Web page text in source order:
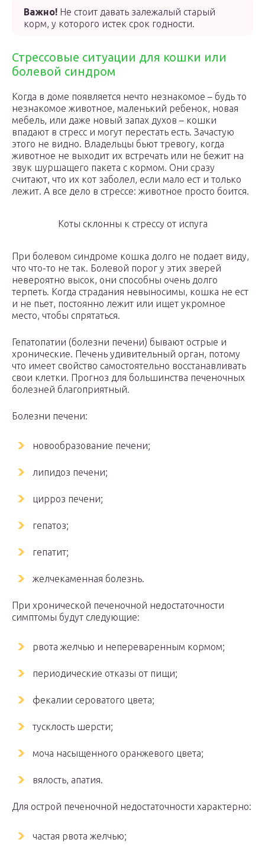
Важно! Не стоит давать залежалый старый
корм, у которого истек срок годности.
Стрессовые ситуации для кошки или
болевой синдром
Когда в доме появляется нечто незнакомое – будь то
незнакомое животное, маленький ребенок, новая
мебель, или даже новый запах духов – кошки
впадают в стресс и могут перестать есть. Зачастую
этого не видно. Владельцы бьют тревогу, когда
животное не выходит их встречать или не бежит на
звук шуршащего пакета с кормом. Они сразу
считают, что их кот заболел, если мало ест и только
лежит. А все дело в стрессе: животное просто боится.
Коты склонны к стрессу от испуга
При болевом синдроме кошка долго не подает виду,
что что-то не так. Болевой порог у этих зверей
невероятно высок, они способны очень долго
терпеть. Когда страдания невыносимы, кошка не ест
и не пьет, постоянно лежит или ищет укромное
место, чтобы спрятаться.
Гепатопатии (болезни печени) бывают острые и
хронические. Печень удивительный орган, потому
что имеет свойство самостоятельно восстанавливать
свои клетки. Прогноз для большинства печеночных
болезней благоприятный.
Болезни печени:
новообразование печени;
липидоз печени;
цирроз печени;
гепатоз;
гепатит;
желчекаменная болезнь.
При хронической печеночной недостаточности
симптомы будут следующие:
рвота желчью и непереваренным кормом;
периодические отказы от пищи;
фекалии сероватого цвета;
тусклость шерсти;
моча насыщенного оранжевого цвета;
вялость, апатия.
Для острой печеночной недостаточности характерно:
частая рвота желчью;